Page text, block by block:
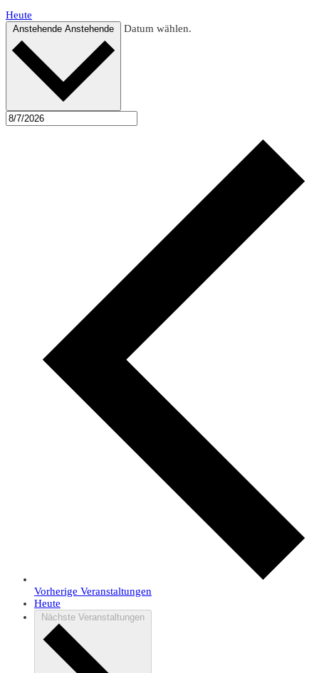
Heute
Anstehende Anstehende Datum wählen.
Vorherige Veranstaltungen
Heute
Nächste Veranstaltungen